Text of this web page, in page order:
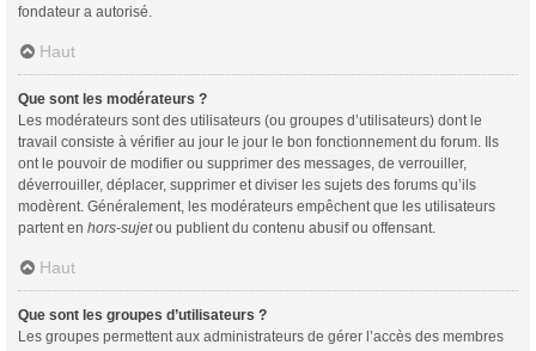
fondateur a autorisé.
Haut
Que sont les modérateurs ?
Les modérateurs sont des utilisateurs (ou groupes d’utilisateurs) dont le
travail consiste à vérifier au jour le jour le bon fonctionnement du forum. Ils
ont le pouvoir de modifier ou supprimer des messages, de verrouiller,
déverrouiller, déplacer, supprimer et diviser les sujets des forums qu’ils
modèrent. Généralement, les modérateurs empêchent que les utilisateurs
partent en hors-sujetou publient du contenu abusif ou offensant.
Haut
Que sont les groupes d’utilisateurs ?
Les groupes permettent aux administrateurs de gérer l’accès des membres